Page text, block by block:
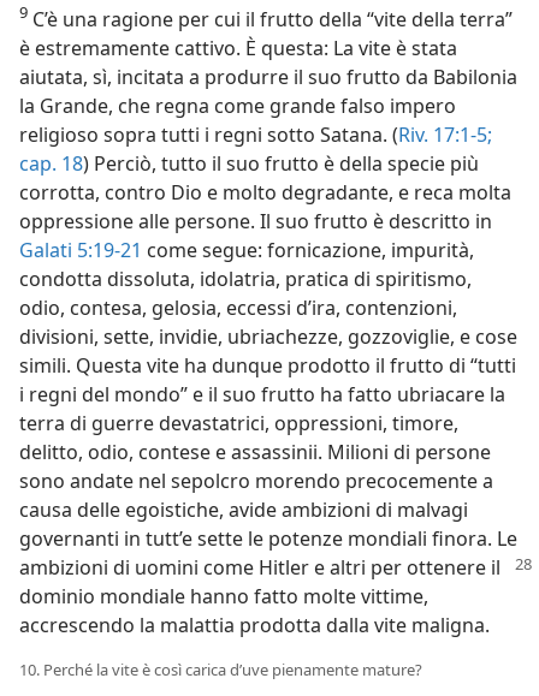
9 C’è una ragione per cui il frutto della “vite della terra”
è estremamente cattivo. È questa: La vite è stata
aiutata, sì, incitata a produrre il suo frutto da Babilonia
la Grande, che regna come grande falso impero
religioso sopra tutti i regni sotto Satana. (Riv. 17:1-5;
cap. 18) Perciò, tutto il suo frutto è della specie più
corrotta, contro Dio e molto degradante, e reca molta
oppressione alle persone. Il suo frutto è descritto in
Galati 5:19-21 come segue: fornicazione, impurità,
condotta dissoluta, idolatria, pratica di spiritismo,
odio, contesa, gelosia, eccessi d’ira, contenzioni,
divisioni, sette, invidie, ubriachezze, gozzoviglie, e cose
simili. Questa vite ha dunque prodotto il frutto di “tutti
i regni del mondo” e il suo frutto ha fatto ubriacare la
terra di guerre devastatrici, oppressioni, timore,
delitto, odio, contese e assassinii. Milioni di persone
sono andate nel sepolcro morendo precocemente a
causa delle egoistiche, avide ambizioni di malvagi
governanti in tutt’e sette le potenze mondiali finora. Le
ambizioni di uomini come Hitler e altri per ottenere il
dominio mondiale hanno fatto molte vittime,
accrescendo la malattia prodotta dalla vite maligna.
10. Perché la vite è così carica d’uve pienamente mature?